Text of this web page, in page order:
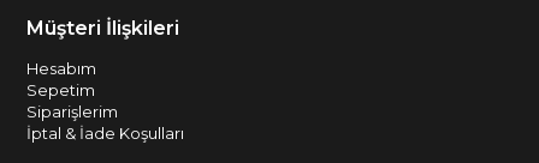
Müşteri İlişkileri
Hesabım
Sepetim
Siparişlerim
İptal & İade Koşulları